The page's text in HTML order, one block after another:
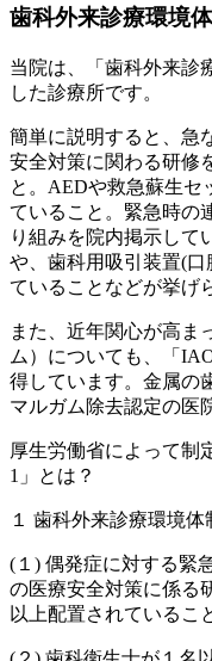
歯科外来診療環境
当院は、「歯科外来診
した診療所です。
簡単に説明すると、急
安全対策に関わる研修
と。AEDや救急蘇生セ
ていること。緊急時の
り組みを院内掲示して
や、歯科用吸引装置(口
ていることなどが挙げ
また、近年関心が高ま
ム）についても、「
得しています。金属の
マルガム除去認定の医
厚生労働省によって制
1」とは？
１ 歯科外来診療環境
(１) 偶発症に対する緊
の医療安全対策に係る
以上配置されているこ